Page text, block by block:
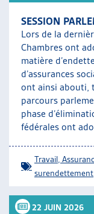
SESSION
Lors de la
Chambres ont
matière
d’assurances
ont ainsi abouti,
parcours
phase
fédérales ont
Travail
surendettement
22 JUIN 2026